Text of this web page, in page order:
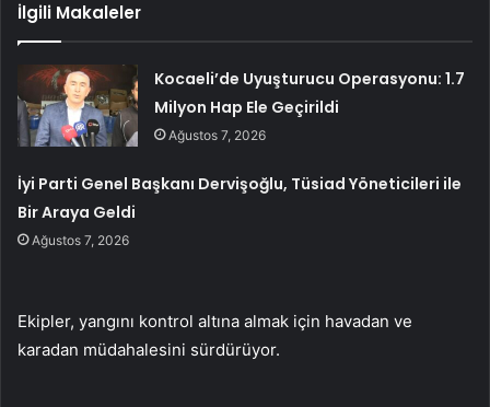
İlgili Makaleler
Kocaeli’de Uyuşturucu Operasyonu: 1.7
Milyon Hap Ele Geçirildi
Ağustos 7, 2026
İyi Parti Genel Başkanı Dervişoğlu, Tüsiad Yöneticileri ile
Bir Araya Geldi
Ağustos 7, 2026
Ekipler, yangını kontrol altına almak için havadan ve
karadan müdahalesini sürdürüyor.